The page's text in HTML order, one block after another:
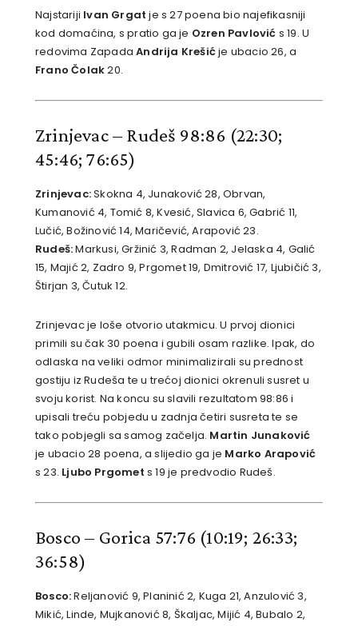
Najstariji Ivan Grgat je s 27 poena bio najefikasniji
kod domaćina, s pratio ga je Ozren Pavlović s 19. U
redovima ZapadaAndrija Krešićje ubacio 26, a
Frano Čolak20.
Zrinjevac – Rudeš 98:86 (22:30;
45:46; 76:65)
Zrinjevac:Skokna 4, Junaković 28, Obrvan,
Kumanović 4, Tomić 8, Kvesić, Slavica 6, Gabrić 11,
Lučić, Božinović 14, Maričević, Arapović 23.
Rudeš:Markusi, Gržinić 3, Radman 2, Jelaska 4, Galić
15, Majić 2, Zadro 9, Prgomet 19, Dmitrović 17, Ljubičić 3,
Štirjan 3, Čutuk 12.
Zrinjevac je loše otvorio utakmicu. U prvoj dionici
primili su čak 30 poena i gubili osam razlike. Ipak, do
odlaska na veliki odmor minimalizirali su prednost
gostiju iz Rudeša te u trećoj dionici okrenuli susret u
svoju korist. Na koncu su slavili rezultatom 98:86 i
upisali treću pobjedu u zadnja četiri susreta te se
tako pobjegli sa samog začelja. Martin Junaković
je ubacio 28 poena, a slijedio ga je Marko Arapović
s 23. Ljubo Prgomet s 19 je predvodio Rudeš.
Bosco – Gorica 57:76 (10:19; 26:33;
36:58)
Bosco:Reljanović 9, Planinić 2, Kuga 21, Anzulović 3,
Mikić, Linde, Mujkanović 8, Škaljac, Mijić 4, Bubalo 2,